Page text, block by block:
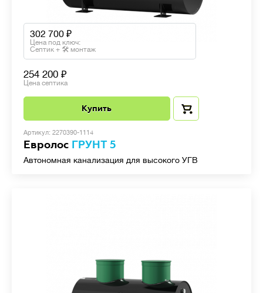
302 700
Цена под ключ:
Септик + 🛠 монтаж
254 200
Цена септика
Купить
Артикул: 2270390-1114
Евролос ГРУНТ 5
Автономная канализация для высокого УГВ